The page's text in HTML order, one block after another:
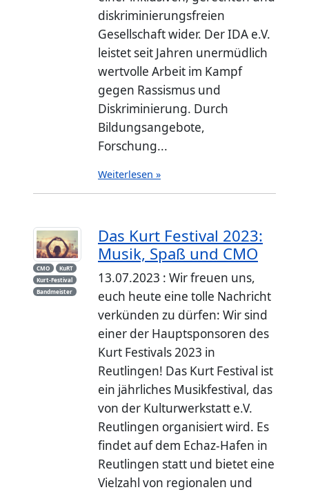
diskriminierungsfreien
Gesellschaft wider. Der IDA e.V.
leistet seit Jahren unermüdlich
wertvolle Arbeit im Kampf
gegen Rassismus und
Diskriminierung. Durch
Bildungsangebote,
Forschung...
Weiterlesen »
CMO
KuRT
Kurt-Festival
Bandmeister
Das Kurt Festival 2023:
Musik, Spaß und CMO
13.07.2023 : Wir freuen uns,
euch heute eine tolle Nachricht
verkünden zu dürfen: Wir sind
einer der Hauptsponsoren des
Kurt Festivals 2023 in
Reutlingen! Das Kurt Festival ist
ein jährliches Musikfestival, das
von der Kulturwerkstatt e.V.
Reutlingen organisiert wird. Es
findet auf dem Echaz-Hafen in
Reutlingen statt und bietet eine
Vielzahl von regionalen und